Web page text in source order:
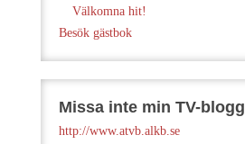
Välkomna hit!
Besök gästbok
Missa inte min TV-blogg
http://www.atvb.alkb.se